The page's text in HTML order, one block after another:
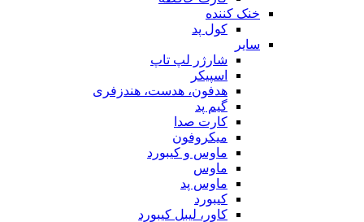
خنک کننده
کول پد
سایر
شارژر لپ تاپ
اسپیکر
هدفون، هدست، هندزفری
گیم پد
کارت صدا
میکروفون
ماوس و کیبورد
ماوس
ماوس پد
کیبورد
کاور، لیبل کیبورد